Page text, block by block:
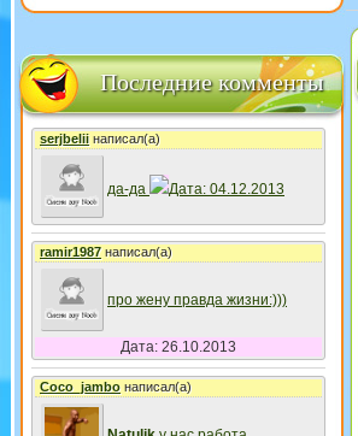
Последние комменты
serjbeliiнаписал(а)
да-да Дата: 04.12.2013
ramir1987написал(а)
про жену правда жизни:)))
Дата: 26.10.2013
Coco_jambo написал(а)